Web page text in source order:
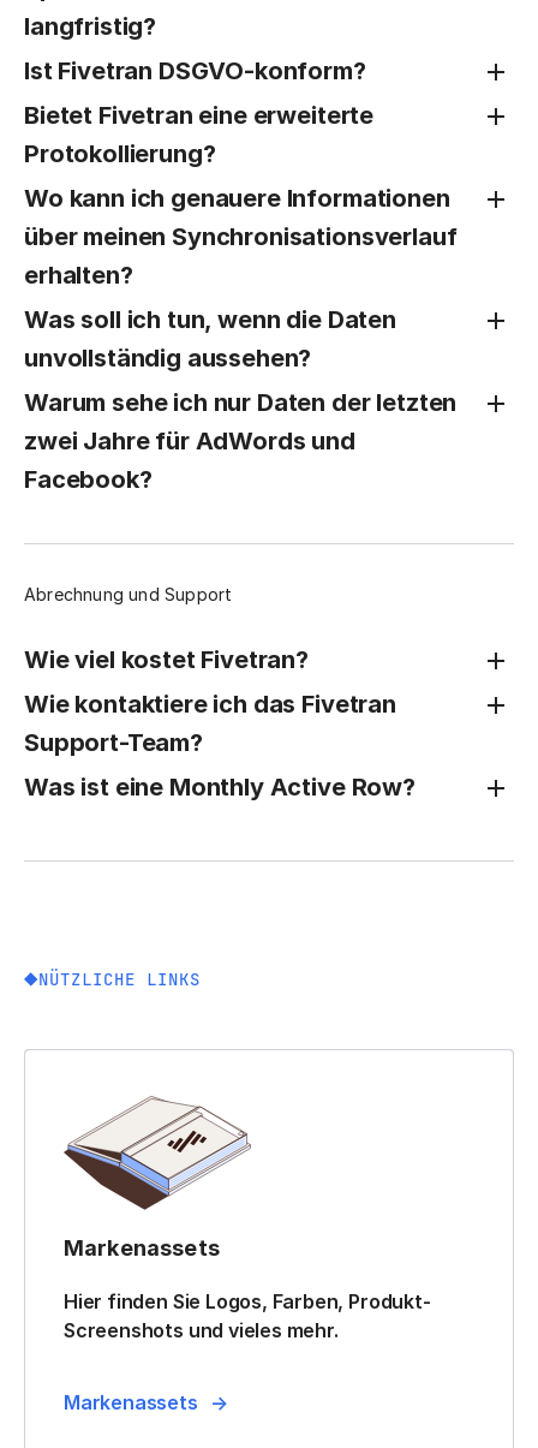
langfristig?
Ist Fivetran DSGVO-konform?
Bietet Fivetran eine erweiterte
Protokollierung?
Wo kann ich genauere Informationen
über meinen Synchronisationsverlauf
erhalten?
Was soll ich tun, wenn die Daten
unvollständig aussehen?
Warum sehe ich nur Daten der letzten
zwei Jahre für AdWords und
Facebook?
Abrechnung und Support
Wie viel kostet Fivetran?
Wie kontaktiere ich das Fivetran
Support-Team?
Was ist eine Monthly Active Row?
NÜTZLICHE LINKS
Markenassets
Hier finden Sie Logos, Farben, Produkt-
Screenshots und vieles mehr.
Markenassets